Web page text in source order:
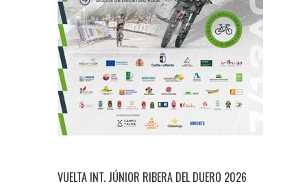
VUELTA INT. JÚNIOR RIBERA DEL DUERO 2026